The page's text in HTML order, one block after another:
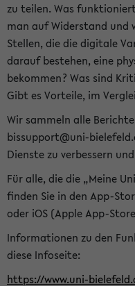
zu teilen. Was
man auf Widerstand und
Stellen, die die digitale
darauf bestehen, eine
bekommen? Was sind
Gibt es Vorteile, im
Wir sammeln alle
bissupport@uni-
Dienste zu verbessern
Für alle, die die „Meine
finden Sie in den App-
oder iOS (Apple App-
Informationen zu den
diese Infoseite:
https://www.uni-